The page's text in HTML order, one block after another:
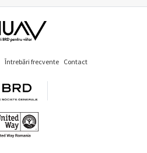
Întrebări frecvente Contact